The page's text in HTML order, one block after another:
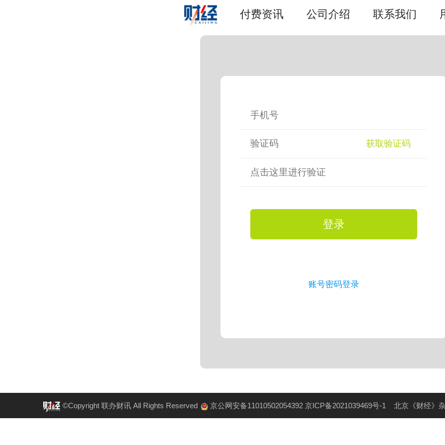
付费资讯 公司介绍 联系我们
获取验证码
点击这里进行验证
登录
账号密码登录
©Copyright 联办财讯 All Rights Reserved 京公网安备11010502054392 京ICP备2021039469号-1 北京《财经》